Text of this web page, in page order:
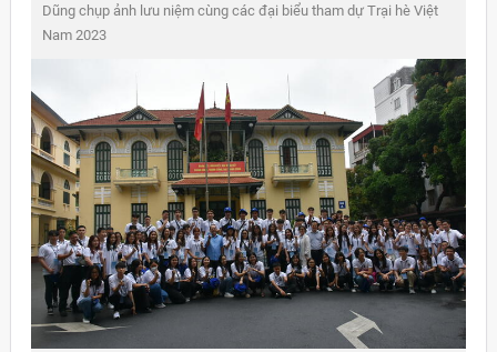
Dũng chụp ảnh lưu niệm cùng các đại biểu tham dự Trại hè Việt
Nam 2023